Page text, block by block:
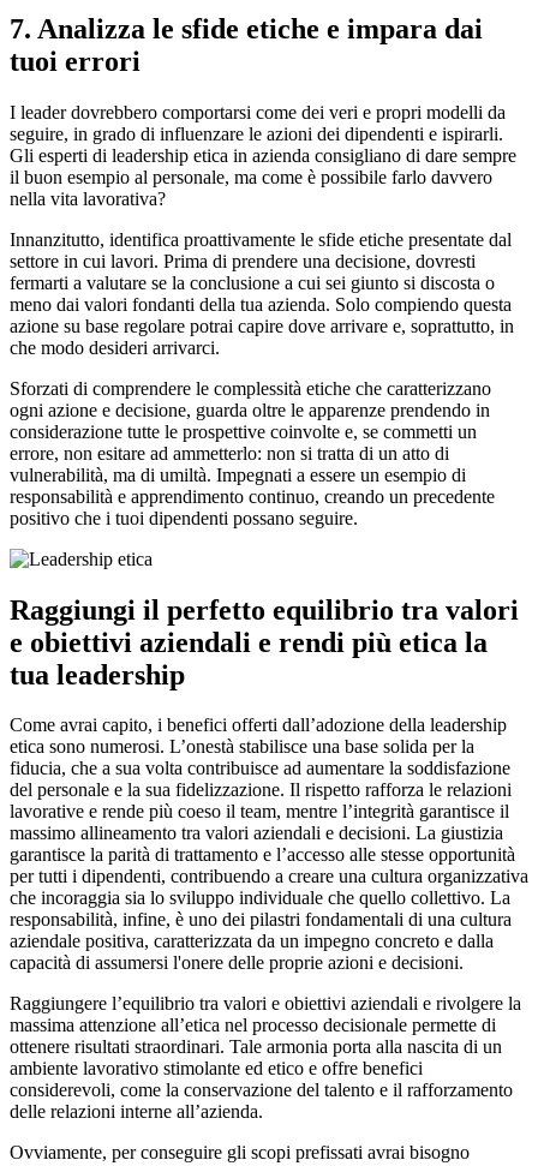
7. Analizza le sfide etiche e impara dai
tuoi errori
I leader dovrebbero comportarsi come dei veri e propri modelli da
seguire, in grado di influenzare le azioni dei dipendenti e ispirarli.
Gli esperti di leadership etica in azienda consigliano di dare sempre
il buon esempio al personale, ma come è possibile farlo davvero
nella vita lavorativa?
Innanzitutto, identifica proattivamente le sfide etiche presentate dal
settore in cui lavori. Prima di prendere una decisione, dovresti
fermarti a valutare se la conclusione a cui sei giunto si discosta o
meno dai valori fondanti della tua azienda. Solo compiendo questa
azione su base regolare potrai capire dove arrivare e, soprattutto, in
che modo desideri arrivarci.
Sforzati di comprendere le complessità etiche che caratterizzano
ogni azione e decisione, guarda oltre le apparenze prendendo in
considerazione tutte le prospettive coinvolte e, se commetti un
errore, non esitare ad ammetterlo: non si tratta di un atto di
vulnerabilità, ma di umiltà. Impegnati a essere un esempio di
responsabilità e apprendimento continuo, creando un precedente
positivo che i tuoi dipendenti possano seguire.
Raggiungi il perfetto equilibrio tra valori
e obiettivi aziendali e rendi più etica la
tua leadership
Come avrai capito, i benefici offerti dall’adozione della leadership
etica sono numerosi. L’onestà stabilisce una base solida per la
fiducia, che a sua volta contribuisce ad aumentare la soddisfazione
del personale e la sua fidelizzazione. Il rispetto rafforza le relazioni
lavorative e rende più coeso il team, mentre l’integrità garantisce il
massimo allineamento tra valori aziendali e decisioni. La giustizia
garantisce la parità di trattamento e l’accesso alle stesse opportunità
per tutti i dipendenti, contribuendo a creare una cultura organizzativa
che incoraggia sia lo sviluppo individuale che quello collettivo. La
responsabilità, infine, è uno dei pilastri fondamentali di una cultura
aziendale positiva, caratterizzata da un impegno concreto e dalla
capacità di assumersi l'onere delle proprie azioni e decisioni.
Raggiungere l’equilibrio tra valori e obiettivi aziendali e rivolgere la
massima attenzione all’etica nel processo decisionale permette di
ottenere risultati straordinari. Tale armonia porta alla nascita di un
ambiente lavorativo stimolante ed etico e offre benefici
considerevoli, come la conservazione del talento e il rafforzamento
delle relazioni interne all’azienda.
Ovviamente, per conseguire gli scopi prefissati avrai bisogno